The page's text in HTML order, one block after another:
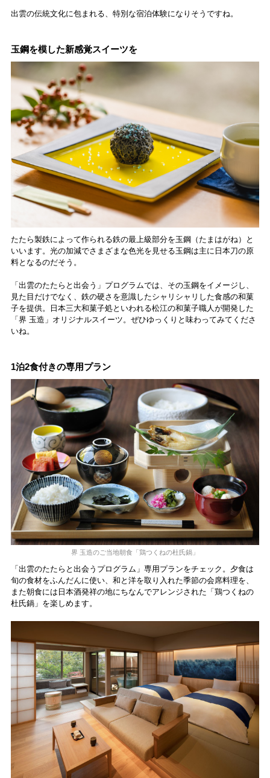
出雲の伝統文化に包まれる、特別な宿泊体験になりそうですね。
玉鋼を模した新感覚スイーツを
たたら製鉄によって作られる鉄の最上級部分を玉鋼（たまはがね）と
いいます。光の加減でさまざまな色光を見せる玉鋼は主に日本刀の原
料となるのだそう。
「出雲のたたらと出会う」プログラムでは、その玉鋼をイメージし、
見た目だけでなく、鉄の硬さを意識したシャリシャリした食感の和菓
子を提供。日本三大和菓子処といわれる松江の和菓子職人が開発した
「界 玉造」オリジナルスイーツ。ぜひゆっくりと味わってみてくださ
いね。
1泊2食付きの専用プラン
界 玉造のご当地朝食「鶏つくねの杜氏鍋」
「出雲のたたらと出会うプログラム」専用プランをチェック。夕食は
旬の食材をふんだんに使い、和と洋を取り入れた季節の会席料理を、
また朝食には日本酒発祥の地にちなんでアレンジされた「鶏つくねの
杜氏鍋」を楽しめます。